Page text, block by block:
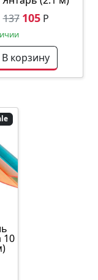
137 105Р
В корзину
10